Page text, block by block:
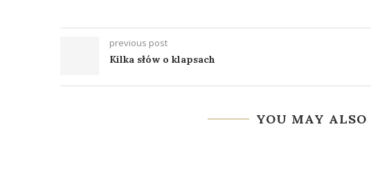
previous post
Kilka słów o klapsach
YOU MAY ALSO